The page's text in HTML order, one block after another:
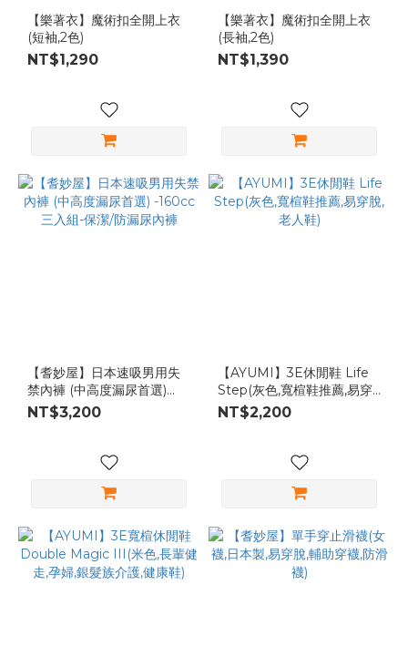
【樂著衣】魔術扣全開上衣
(短袖,2色)
NT$1,290
【樂著衣】魔術扣全開上衣
(長袖,2色)
NT$1,390
【耆妙屋】日本速吸男用失
禁內褲 (中高度漏尿首選)
-160cc 三入組-保潔/防漏尿
NT$3,200
【AYUMI】3E休閒鞋 Life
Step(灰色,寬楦鞋推薦,易穿
脫,老人鞋)
NT$2,200